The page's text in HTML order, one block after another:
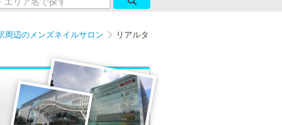
周辺のメンズネイルサロン
リアルタ